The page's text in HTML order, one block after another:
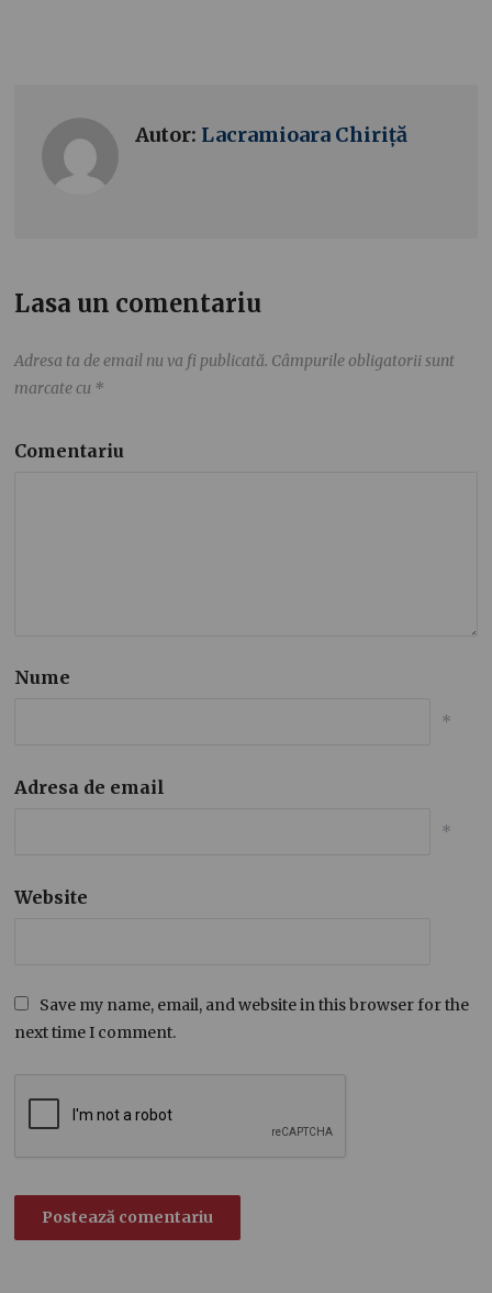
Autor: Lacramioara Chiriță
Lasa un comentariu
Adresa ta de email nu va fi publicată. Câmpurile obligatorii sunt
marcate cu *
Comentariu
Nume
*
Adresa de email
*
Website
Save my name, email, and website in this browser for the
next time I comment.